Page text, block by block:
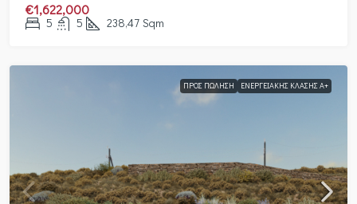
€1,622,000
5 5 238,47 Sqm
ΠΡΟΣ ΠΏΛΗΣΗ ΕΝΕΡΓΕΙΑΚΉΣ ΚΛΆΣΗΣ Α+